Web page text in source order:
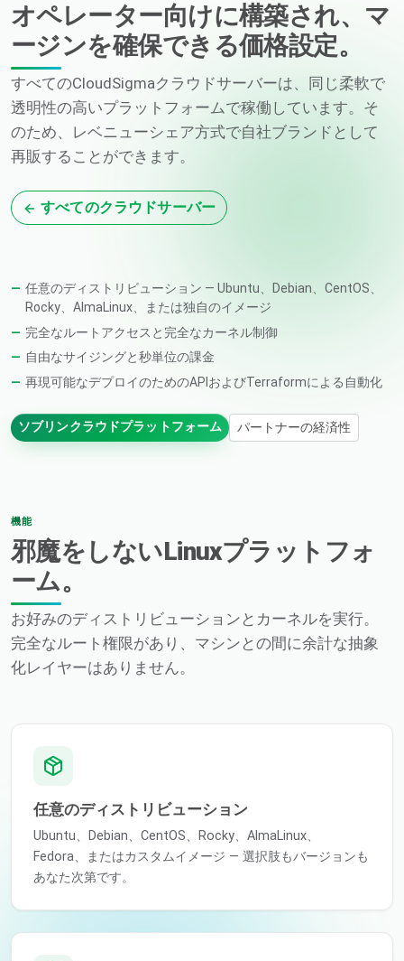
オペレーター向けに構築され、マ
ージンを確保できる価格設定。
すべてのCloudSigmaクラウドサーバーは、同じ柔軟で
透明性の高いプラットフォームで稼働しています。そ
のため、レベニューシェア方式で自社ブランドとして
再販することができます。
すべてのクラウドサーバー
任意のディストリビューション — Ubuntu、Debian、CentOS、
Rocky、AlmaLinux、または独自のイメージ
完全なルートアクセスと完全なカーネル制御
自由なサイジングと秒単位の課金
再現可能なデプロイのためのAPIおよびTerraformによる自動化
ソブリンクラウドプラットフォーム パートナーの経済性
機能
邪魔をしないLinuxプラットフォ
ーム。
お好みのディストリビューションとカーネルを実行。
完全なルート権限があり、マシンとの間に余計な抽象
化レイヤーはありません。
任意のディストリビューション
Ubuntu、Debian、CentOS、Rocky、AlmaLinux、
Fedora、またはカスタムイメージ — 選択肢もバージョンも
あなた次第です。